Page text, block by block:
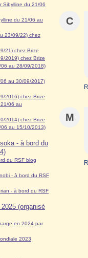
Sibylline du 21/06
du 21/06 au
23/09/22) chez
21) chez Brize
2019) chez Brize
au 28/09/2018)
au 30/09/2017)
2016) chez Brize
06 au
2014) chez Brize
au 15/10/2013)
- à bord du
du RSF blog
- à bord du RSF
- à bord du RSF
(organisé
en 2024 par
2023
C
M